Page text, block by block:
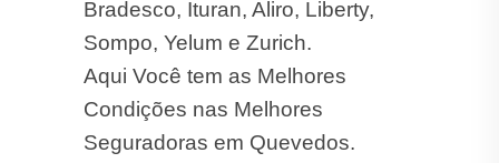
Bradesco, Ituran, Aliro, Liberty,
Sompo, Yelum e Zurich.
Aqui Você tem as Melhores
Condições nas Melhores
Seguradoras em Quevedos.